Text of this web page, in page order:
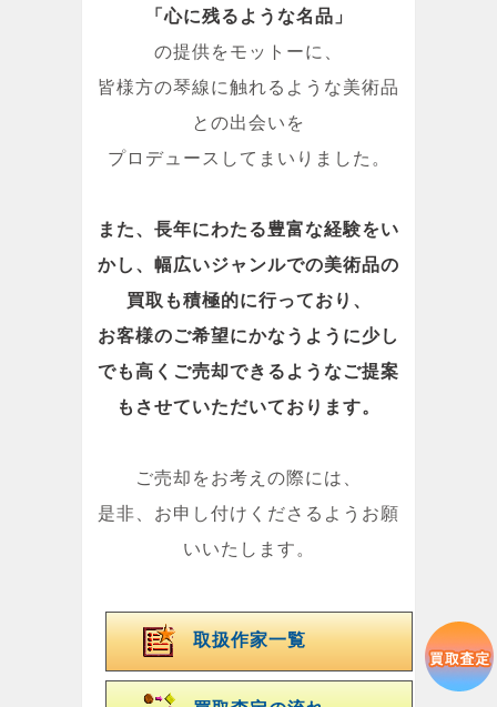
「心に残るような名品」
の提供をモットーに、
皆様方の琴線に触れるような美術品
との出会いを
プロデュースしてまいりました。
また、長年にわたる豊富な経験をい
かし、幅広いジャンルでの美術品の
買取も積極的に行っており、
お客様のご希望にかなうように少し
でも高くご売却できるようなご提案
もさせていただいております。
ご売却をお考えの際には、
是非、お申し付けくださるようお願
いいたします。
取扱作家一覧